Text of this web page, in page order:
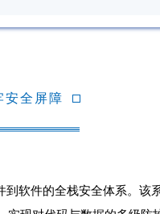
安全屏障
软件的全栈安全体系。该